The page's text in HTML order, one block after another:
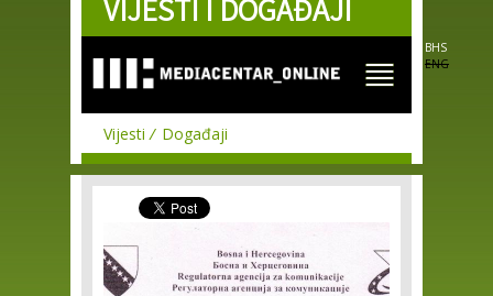
Skip to
main
VIJESTI I DOGAĐAJI
BHS
ENG
Vijesti Događaji